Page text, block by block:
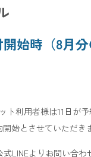
開始時（8月
ト利用者様は11日が
始とさせていただき
式LINEよりお問い合わ